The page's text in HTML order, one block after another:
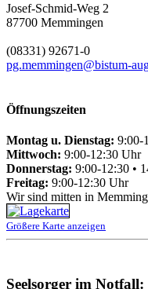
Josef-Schmid-Weg 2
87700 Memmingen
(08331) 92671-0
pg.memmingen@bistum-
Öffnungszeiten
Montag u. Dienstag: 9:00-
Mittwoch: 9:00-12:30 Uhr
Donnerstag: 9:00-12:30 •
Freitag: 9:00-12:30 Uhr
Wir sind mitten in
Größere Karte anzeigen
Seelsorger im Notfall: